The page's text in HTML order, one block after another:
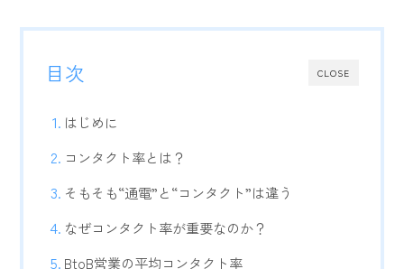
CLOSE
目次
はじめに
コンタクト率とは？
そもそも“通電”と“コンタクト”は違う
なぜコンタクト率が重要なのか？
BtoB営業の平均コンタクト率